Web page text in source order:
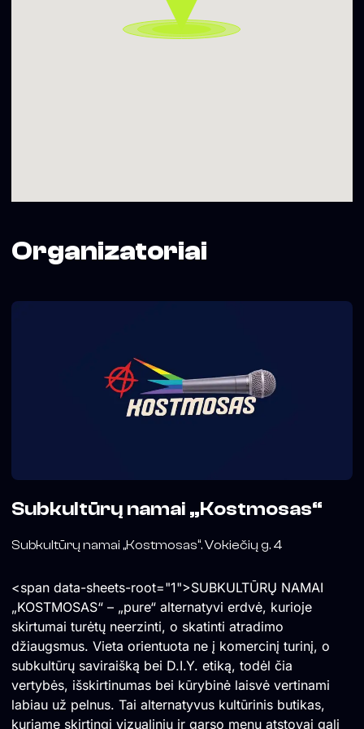
Vieta: Vilnius, Vokiečių g.4 / baras KosTmosas
Organizatoriai
Subkultūrų namai „Kostmosas“
Subkultūrų namai „Kostmosas“. Vokiečių g. 4
<span data-sheets-root="1">SUBKULTŪRŲ NAMAI
„KOSTMOSAS“ – „pure“ alternatyvi erdvė, kurioje
skirtumai turėtų neerzinti, o skatinti atradimo
džiaugsmus. Vieta orientuota ne į komercinį turinį, o
subkultūrų saviraišką bei D.I.Y. etiką, todėl čia
vertybės, išskirtinumas bei kūrybinė laisvė vertinami
labiau už pelnus. Tai alternatyvus kultūrinis butikas,
kuriame skirtingi vizualinių ir garso menų atstovai gali